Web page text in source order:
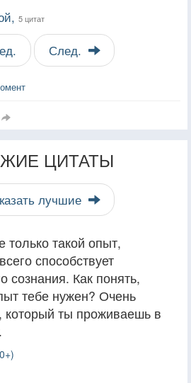
5 цитат
След.
ЦИТАТЫ
лучшие
только такой опыт,
способствует
сознания. Как понять,
тебе нужен? Очень
который ты проживаешь в